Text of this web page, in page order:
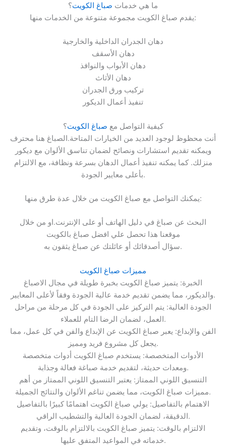
ما هي خدمات صباغ الكويت؟
يقدم صباغ الكويت مجموعة متنوعة من الخدمات منها:
دهان الجدران الداخلية والخارجية
دهان الأسقف
دهان الأبواب والنوافذ
دهان الأثاث
تركيب ورق الجدران
تنفيذ أعمال الديكور
كيفية التواصل مع صباغ الكويت؟
أنت محظوظ لوجود العديد من الخيارات المتاحة.الصباغ هنا محترف
ويمكنه تقديم استشارات ونصائح لضمان تناسق الألوان مع ديكور
منزلك. كما يمكنه تنفيذ أعمال الدهان بسرعة ونظافة، مع الالتزام
بأعلى معايير الجودة.
يمكنك التواصل مع صباغ الكويت من خلال عدة طرق منها:
البحث عن صباغ في دليل الهاتف أو على الإنترنت.او من خلال
موقعنا هذا تحصل علي افضل صباغ بالكويت
سؤال أصدقائك أو عائلتك عن صباغ يثقون به.
مميزات صباغ الكويت
الخبرة: يتميز صباغ الكويت بخبرة طويلة في مجال الاصباغ
والديكور، مما يضمن تقديم خدمة عالية الجودة وفقاً لأعلى المعايير.
الجودة العالية: يتم التركيز على الجودة في كل مرحلة من مراحل
العمل، لضمان الرضا التام للعملاء.
الفن والإبداع: يعبر صباغ الكويت عن الإبداع والفن في كل عمل، مما
يجعل كل مشروع فريد ومميز.
الأدوات المتخصصة: يستخدم صباغ الكويت أدوات متخصصة
ومعدات حديثة، لتقديم خدمة صباغة فعالة وجذابة.
التنسيق اللوني الممتاز: يعتبر التنسيق اللوني الممتاز من أهم
مميزات صباغ الكويت، مما يضمن تناغم الألوان والنتائج الجميلة.
الاهتمام بالتفاصيل: يولي صباغ الكويت اهتمامًا كبيرًا بالتفاصيل
الدقيقة، لضمان الجودة العالية والتشطيب الراقي.
الالتزام بالوقت: يتميز صباغ الكويت بالالتزام بالوقت، وتقديم
خدماته في المواعيد المتفق عليها.